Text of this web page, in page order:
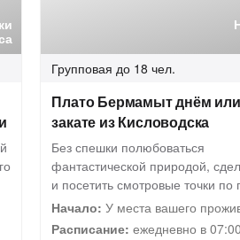
Групповая до 18 чел.
Плато Бермамыт днём
закате из Кисловодска
Без спешки полюбоваться
фантастической природой,
и посетить смотровые точки по
Начало: У места вашего
Расписание: ежедневно в